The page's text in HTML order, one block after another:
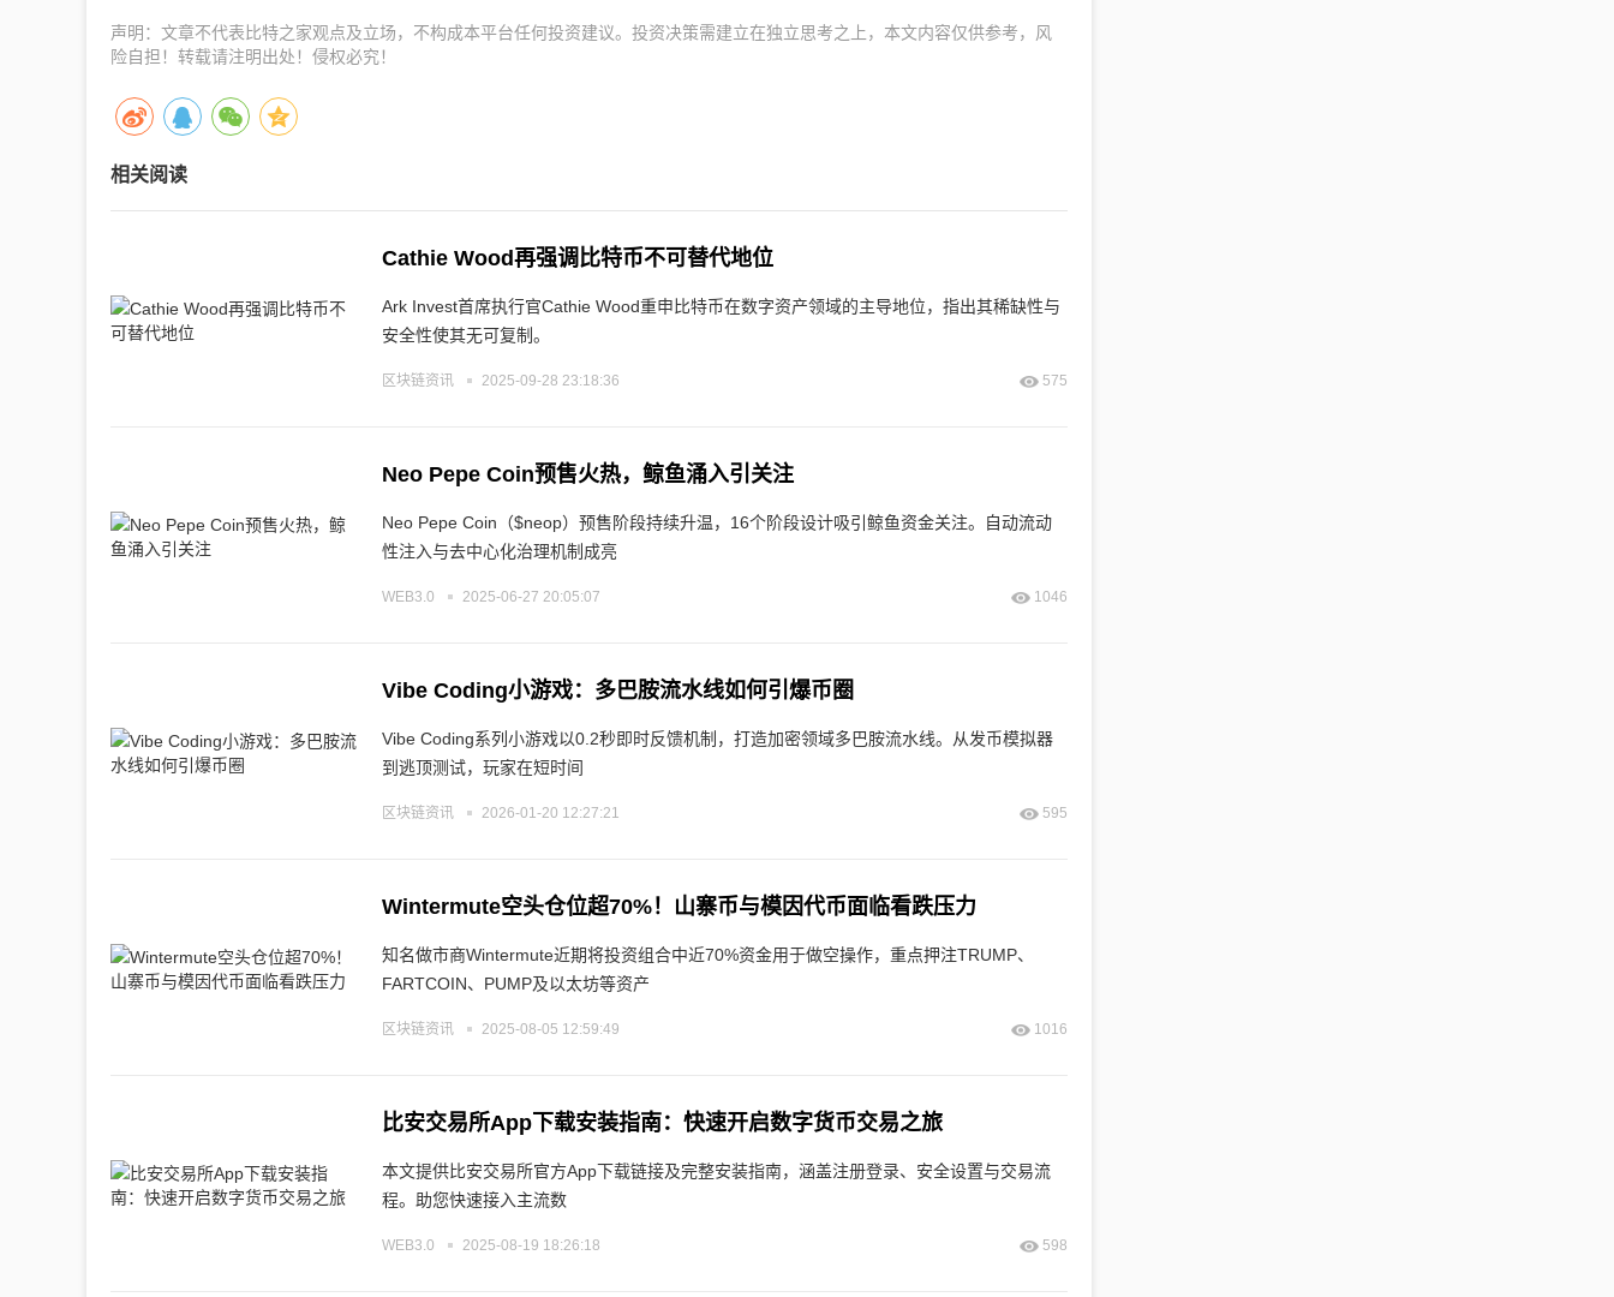
声明：文章不代表比特之家观点及立场，不构成本平台任何投资建议。投资决策需建立在独立思考之上，本文内容仅供参考，风
险自担！转载请注明出处！侵权必究！
相关阅读
Cathie Wood再强调比特币不可替代地位
Ark Invest首席执行官Cathie Wood重申比特币在数字资产领域的主导地位，指出其稀缺性与
安全性使其无可复制。
区块链资讯 2025-09-28 23:18:36 575
Neo Pepe Coin预售火热，鲸鱼涌入引关注
Neo Pepe Coin（$neop）预售阶段持续升温，16个阶段设计吸引鲸鱼资金关注。自动流动
性注入与去中心化治理机制成亮
WEB3.0 2025-06-27 20:05:07 1046
Vibe Coding小游戏：多巴胺流水线如何引爆币圈
Vibe Coding系列小游戏以0.2秒即时反馈机制，打造加密领域多巴胺流水线。从发币模拟器
到逃顶测试，玩家在短时间
区块链资讯 2026-01-20 12:27:21 595
Wintermute空头仓位超70%！山寨币与模因代币面临看跌压力
知名做市商Wintermute近期将投资组合中近70%资金用于做空操作，重点押注TRUMP、
FARTCOIN、PUMP及以太坊等资产
区块链资讯 2025-08-05 12:59:49 1016
比安交易所App下载安装指南：快速开启数字货币交易之旅
本文提供比安交易所官方App下载链接及完整安装指南，涵盖注册登录、安全设置与交易流
程。助您快速接入主流数
WEB3.0 2025-08-19 18:26:18 598